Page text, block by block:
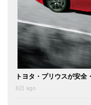
トヨタ・プリウスが安
6日 ago